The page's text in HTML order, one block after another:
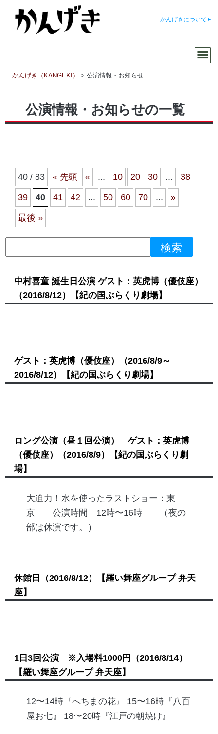
かんげきについて
かんげき（KANGEKI） >公演情報・お知らせ
公演情報・お知らせの一覧
40 / 83 « 先頭 « ... 10 20 30 ... 38
39 40 41 42 ... 50 60 70 ... »
最後 »
中村喜童 誕生日公演 ゲスト：英虎博（優伎座）
（2016/8/12）
【紀の国ぶらくり劇場】
ゲスト：英虎博（優伎座）
（2016/8/9～
2016/8/12）
【紀の国ぶらくり劇場】
ロング公演（昼１回公演） ゲスト：英虎博
（優伎座）
（2016/8/9）
【紀の国ぶらくり劇
場】
大迫力！水を使ったラストショー：東
京 公演時間 12時〜16時 （夜の
部は休演です。）
休館日 （2016/8/12）
【羅い舞座グループ 弁天
座】
1日3回公演 ※入場料1000円
（2016/8/14）
【羅い舞座グループ 弁天座】
12〜14時『へちまの花』 15〜16時『八百
屋お七』 18〜20時『江戸の朝焼け』